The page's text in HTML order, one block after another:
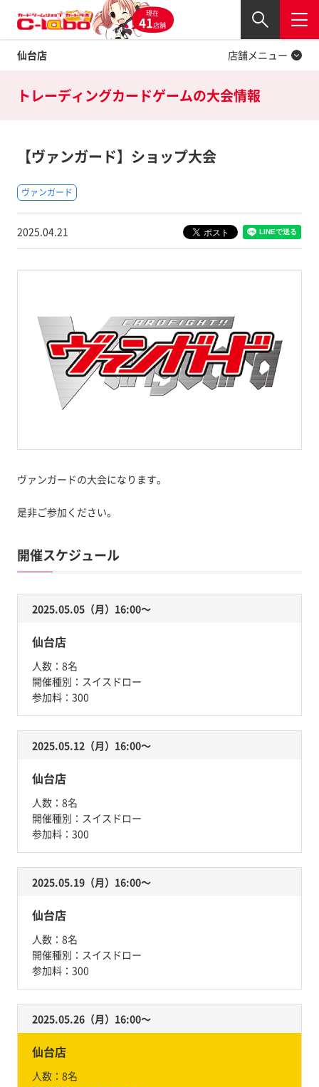
現在
41店舗
仙台店
閉じる
店舗メニュー
Twitter
トレーディングカードゲームの大会情報
【ヴァンガード】ショップ大会
ヴァンガード
2025.04.21
ヴァンガードの大会になります。
是非ご参加ください。
開催スケジュール
2025.05.05（月）16:00〜
仙台店
人数： 8名
開催種別： スイスドロー
参加料： 300
2025.05.12（月）16:00〜
仙台店
人数： 8名
開催種別： スイスドロー
参加料： 300
2025.05.19（月）16:00〜
仙台店
人数： 8名
開催種別： スイスドロー
参加料： 300
2025.05.26（月）16:00〜
仙台店
人数： 8名